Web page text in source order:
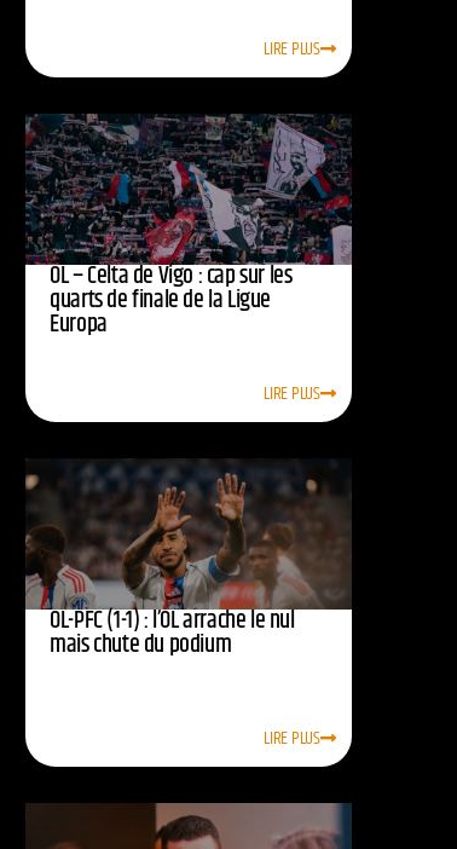
LIRE PLUS
OL – Celta de Vigo : cap sur les
quarts de finale de la Ligue
Europa
LIRE PLUS
OL-PFC (1-1) : l’OL arrache le nul
mais chute du podium
LIRE PLUS